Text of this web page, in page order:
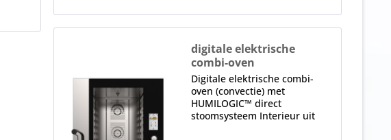
digitale elektrische
combi-oven
MKF 1064 TS
Digitale elektrische combi-
oven (convectie) met
HUMILOGIC™ direct
stoomsysteem Interieur uit